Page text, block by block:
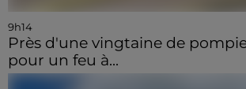
9h14
Près d'une vingtaine de
pour un feu à...